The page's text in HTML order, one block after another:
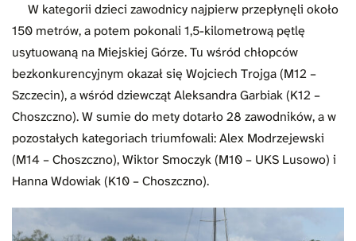
W kategorii dzieci zawodnicy najpierw przepłynęli około
150 metrów, a potem pokonali 1,5-kilometrową pętlę
usytuowaną na Miejskiej Górze. Tu wśród chłopców
bezkonkurencyjnym okazał się Wojciech Trojga (M12 –
Szczecin), a wśród dziewcząt Aleksandra Garbiak (K12 –
Choszczno). W sumie do mety dotarło 28 zawodników, a w
pozostałych kategoriach triumfowali: Alex Modrzejewski
(M14 – Choszczno), Wiktor Smoczyk (M10 – UKS Lusowo) i
Hanna Wdowiak (K10 – Choszczno).